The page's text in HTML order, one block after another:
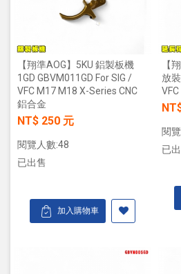
【翔準AOG】5KU 鋁製板機
1GD GBVM011GD For SIG /
VFC M17 M18 X-Series CNC
鋁合金
NT$ 250 元
閱覽人數:48
已出售
加入購物車
【
放
閱
已